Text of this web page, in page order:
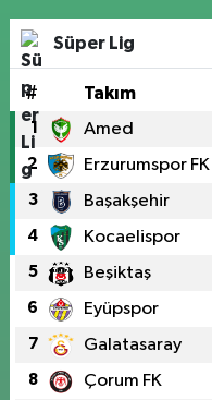
Süper Lig
# Takım
1 Amed
2 Erzurumspor FK
3 Başakşehir
4 Kocaelispor
5 Beşiktaş
6 Eyüpspor
7 Galatasaray
8 Çorum FK